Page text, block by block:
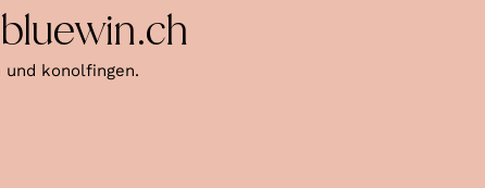
konolfingen.